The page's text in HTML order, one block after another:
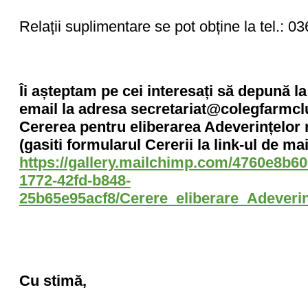
Relații suplimentare se pot obține la tel.:
Îi așteptam pe cei interesați să depună
email la adresa
Cererea pentru eliberarea
(gasiti formularul Cererii la link-ul de
https://gallery.mailchimp.com/
1772-42fd-b848-
25b65e95acf8/
Cu stimă,